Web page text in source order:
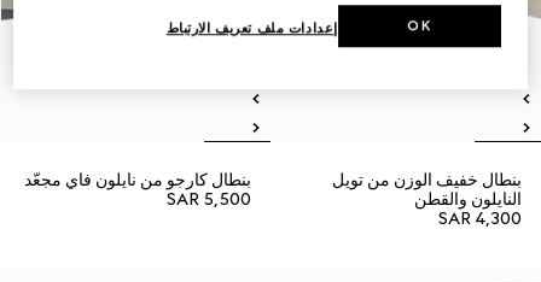
بنطال خفيف الوزن من تويل
النايلون والقطن
SAR 4,300
بنطال كارجو من نايلون فاي مجعّد
SAR 5,500
إعدادات ملف تعريف الارتباط OK